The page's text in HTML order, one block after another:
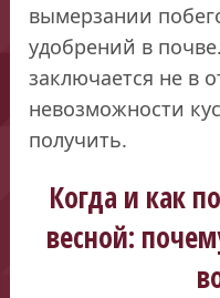
вымерзании
удобрений в
заключается не в
невозможности
получить.
Когда и как
весной: